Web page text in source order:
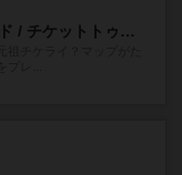
チケットトゥライド / チケットトゥライドアメリカ